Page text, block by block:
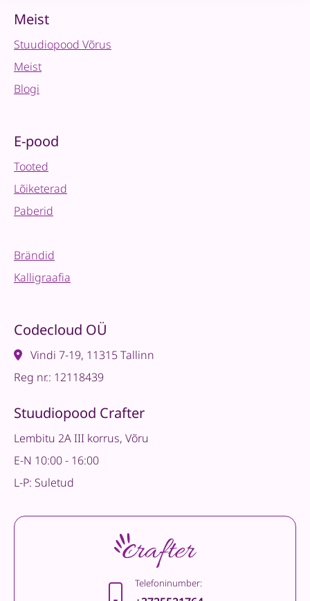
Meist
Stuudiopood Võrus
Meist
Blogi
E-pood
Tooted
Lõiketerad
Paberid
Brändid
Kalligraafia
Codecloud OÜ
Vindi 7-19, 11315 Tallinn
Reg nr.: 12118439
Stuudiopood Crafter
Lembitu 2A III korrus, Võru
E-N 10:00 - 16:00
L-P: Suletud
Telefoninumber: